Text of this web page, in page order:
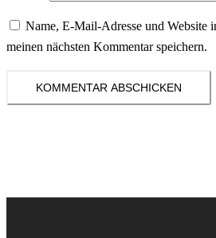
Name, E-Mail-Adresse und Website
meinen nächsten Kommentar speichern.